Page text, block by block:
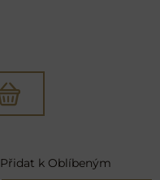
Přidat k Oblíbeným